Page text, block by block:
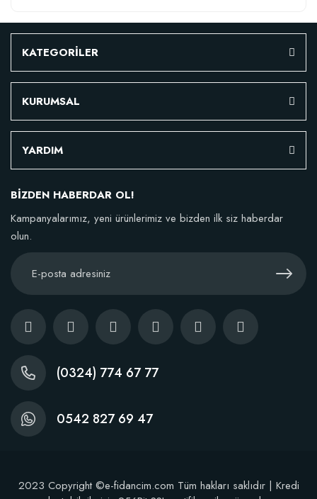
TÜKENDI
BestSol Sıvı Solucan Gübresi 1 Litre
146,77 TL
Stokta Yok
KATEGORİLER
KURUMSAL
YARDIM
BİZDEN HABERDAR OL!
Kampanyalarımız, yeni ürünlerimiz ve bizden ilk siz haberdar
olun.
(0324) 774 67 77
0542 827 69 47
2023 Copyright ©e-fidancim.com Tüm hakları saklıdır | Kredi